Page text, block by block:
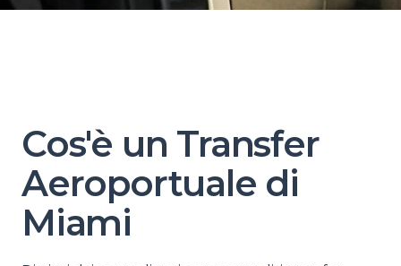
Cos'è un Transfer
Aeroportuale di
Miami